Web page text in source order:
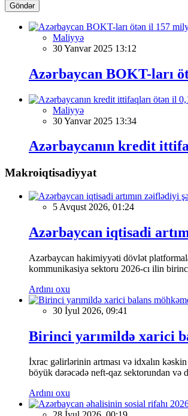
Göndər
Maliyyə
30 Yanvar 2025 13:12
Azərbaycan BOKT-ları
Maliyyə
30 Yanvar 2025 13:34
Azərbaycanın kredit
Makroiqtisadiyyat
5 Avqust 2026, 01:24
Azərbaycan iqtisadi
Azərbaycan hakimiyyəti dövlət
kommunikasiya sektoru 2026-cı ilin
Ardını oxu
30 İyul 2026, 09:41
Birinci yarımildə xarici
İxrac gəlirlərinin artması və idxalın
böyük dərəcədə neft-qaz sektorundan və
Ardını oxu